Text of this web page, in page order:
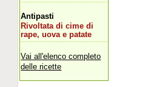
Antipasti
Rivoltata di cime di
rape, uova e patate
Vai all'elenco completo
delle ricette